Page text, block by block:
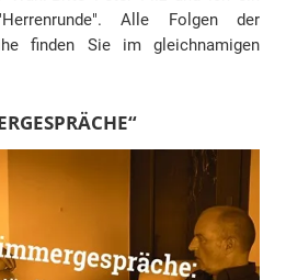
Alle Folgen der
finden Sie im gleichnamigen